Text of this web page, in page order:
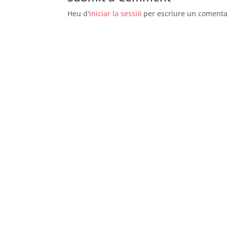
Heu d'iniciar la sessióper escriure un